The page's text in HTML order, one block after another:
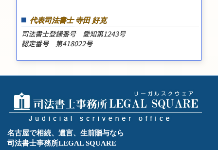
代表司法書士 寺田 好克
司法書士登録番号 愛知第1243号
認定番号 第418022号
名古屋で相続、遺言、生前贈与なら
司法書士事務所LEGAL SQUARE